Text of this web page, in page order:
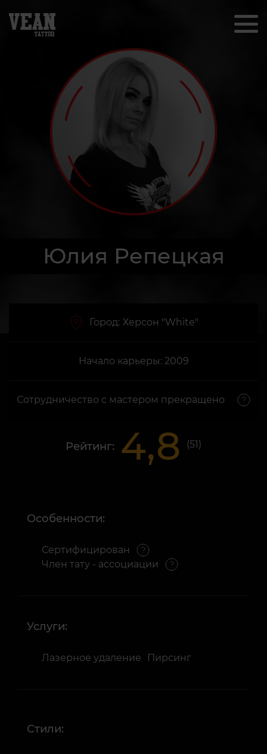
Юлия Репецкая
Город: Херсон "White"
Начало карьеры: 2009
Сотрудничество с мастером прекращено
Рейтинг: 4,8 (51)
Особенности:
Сертифицирован
Член тату - ассоциации
Услуги:
Лазерное удаление Пирсинг
Стили: